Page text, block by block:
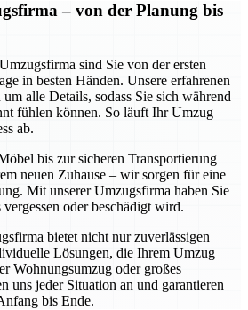
– von der Planung bis
sind Sie von der ersten
in besten Händen. Unsere erfahrenen
alle Details, sodass Sie sich während
fühlen können. So läuft Ihr Umzug
ab.
bis zur sicheren Transportierung
neuen Zuhause – wir sorgen für eine
Mit unserer Umzugsfirma haben Sie
oder beschädigt wird.
bietet nicht nur zuverlässigen
Lösungen, die Ihrem Umzug
Wohnungsumzug oder großes
uns jeder Situation an und garantieren
bis Ende.